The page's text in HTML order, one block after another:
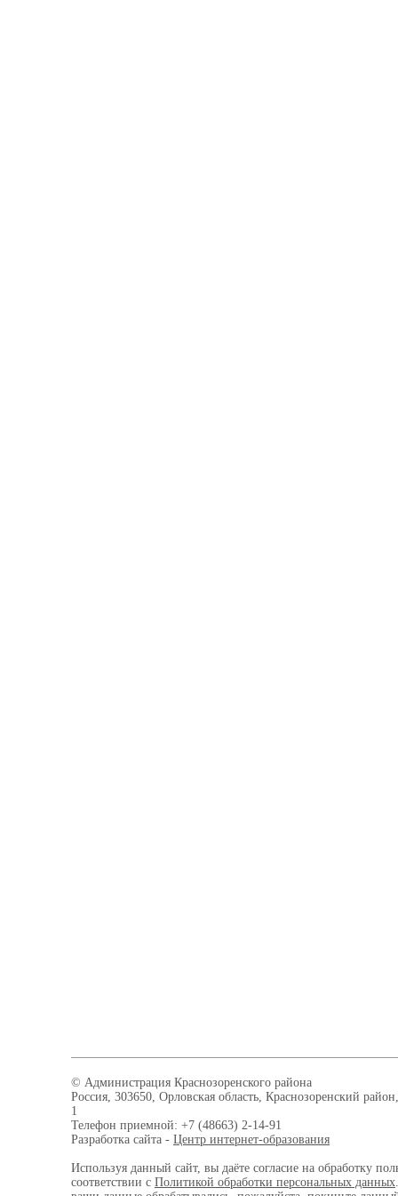
© Администрация Краснозоренского района
Россия, 303650, Орловская область, Краснозоренский
1
Телефон приемной: +7 (48663) 2-14-91
Разработка сайта - Центр интернет-образования
Используя данный сайт, вы даёте согласие на обработку
соответствии с Политикой обработки персональных данных